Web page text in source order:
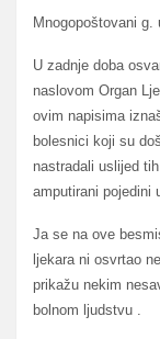
Mnogopoštovani g.
U zadnje doba
naslovom Organ
ovim napisima
bolesnici koji su
nastradali uslijed
amputirani pojedini
Ja se na ove
ljekara ni osvrtao
prikažu nekim
bolnom ljudstvu .